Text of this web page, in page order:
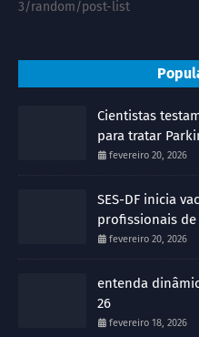
3/random/post-list
Cientistas
para tratar
fevereiro 20, 2026
SES-DF inicia
profissionais
fevereiro 20, 2026
entenda
26
fevereiro 18, 2026